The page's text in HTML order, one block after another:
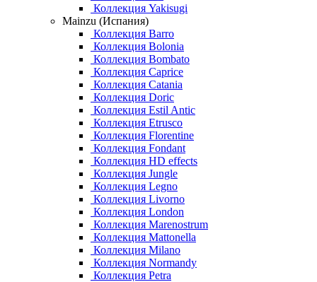
Коллекция Yakisugi
Mainzu (Испания)
Коллекция Barro
Коллекция Bolonia
Коллекция Bombato
Коллекция Caprice
Коллекция Catania
Коллекция Doric
Коллекция Estil Antic
Коллекция Etrusco
Коллекция Florentine
Коллекция Fondant
Коллекция HD effects
Коллекция Jungle
Коллекция Legno
Коллекция Livorno
Коллекция London
Коллекция Marenostrum
Коллекция Mattonella
Коллекция Milano
Коллекция Normandy
Коллекция Petra